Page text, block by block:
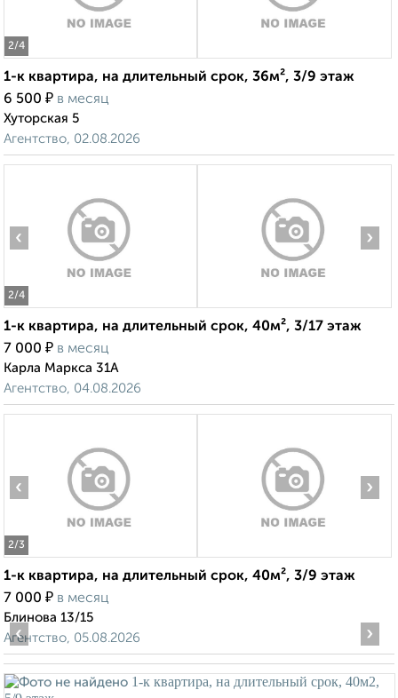
2/4
1-к квартира, на длительный срок, 36м², 3/9 этаж
6 500 ₽ в месяц
Хуторская 5
Агентство, 02.08.2026
2/4
‹ ›
1-к квартира, на длительный срок, 40м², 3/17 этаж
7 000 ₽ в месяц
Карла Маркса 31А
Агентство, 04.08.2026
2/3
‹ ›
1-к квартира, на длительный срок, 40м², 3/9 этаж
7 000 ₽ в месяц
Блинова 13/15
Агентство, 05.08.2026
‹ ›